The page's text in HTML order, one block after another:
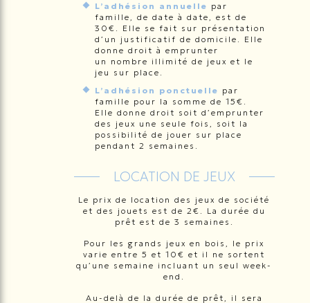
L’adhésion annuelle par
famille, de date à date, est de
30€. Elle se fait sur présentation
d’un justificatif de domicile. Elle
donne droit à emprunter
un nombre illimité de jeux et le
jeu sur place.
L’adhésion ponctuelle par
famille pour la somme de 15€.
Elle donne droit soit d’emprunter
des jeux une seule fois, soit la
possibilité de jouer sur place
pendant 2 semaines.
LOCATION DE JEUX
Le prix de location des jeux de société
et des jouets est de 2€. La durée du
prêt est de 3 semaines.
Pour les grands jeux en bois, le prix
varie entre 5 et 10€ et il ne sortent
qu’une semaine incluant un seul week-
end.
Au-delà de la durée de prêt, il sera